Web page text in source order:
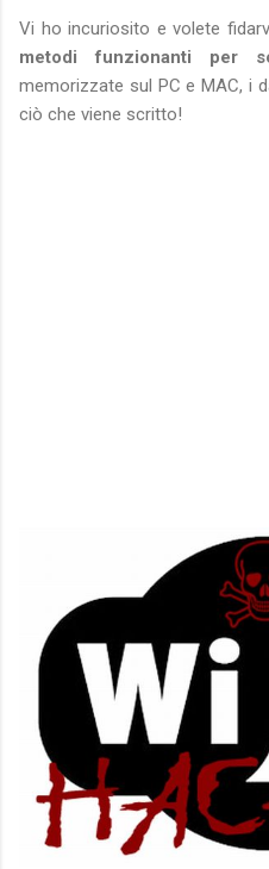
Vi ho incuriosito e volete
metodi funzionanti per
memorizzate sul PC e MAC, i
ciò che viene scritto!